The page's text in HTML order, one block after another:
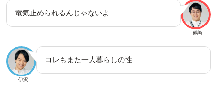
鶴崎
電気止められるんじゃないよ
伊沢
コレもまた一人暮らしの性